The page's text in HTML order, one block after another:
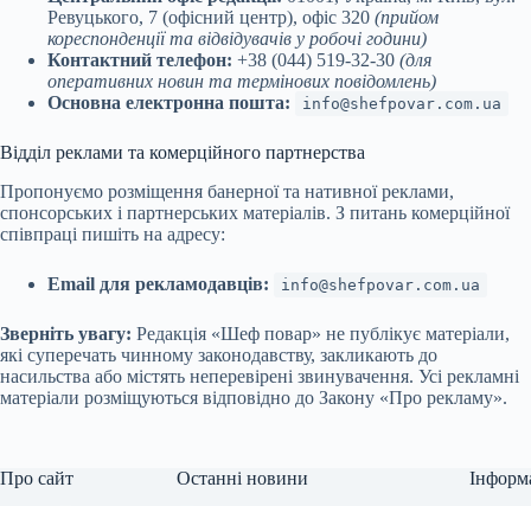
Ревуцького, 7 (офісний центр), офіс 320 (прийом
кореспонденції та відвідувачів у робочі години)
Контактний телефон: +38 (044) 519-32-30 (для
оперативних новин та термінових повідомлень)
Основна електронна пошта:
info@shefpovar.com.ua
Відділ реклами та комерційного партнерства
Пропонуємо розміщення банерної та нативної реклами,
спонсорських і партнерських матеріалів. З питань комерційної
співпраці пишіть на адресу:
Email для рекламодавців: info@shefpovar.com.ua
Зверніть увагу: Редакція «Шеф повар» не публікує матеріали,
які суперечать чинному законодавству, закликають до
насильства або містять неперевірені звинувачення. Усі рекламні
матеріали розміщуються відповідно до Закону «Про рекламу».
Про сайт Останні новини